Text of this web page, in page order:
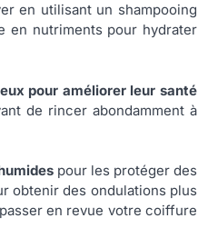
en utilisant un shampooing
en nutriments pour hydrater
pour améliorer leur santé
de rincer abondamment à
pour les protéger des
obtenir des ondulations plus
en revue votre coiffure